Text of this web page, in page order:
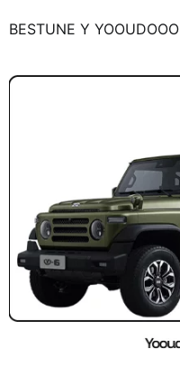
BESTUNE Y YOOUDOOO